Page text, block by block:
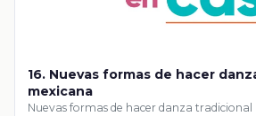
16. Nuevas formas de hacer
mexicana
Nuevas formas de hacer danza tradicional